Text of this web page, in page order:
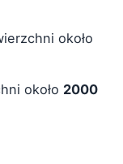
około
około 2000